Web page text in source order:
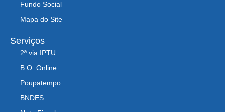
Fundo Social
Mapa do Site
Serviços
2ª via IPTU
B.O. Online
Poupatempo
BNDES